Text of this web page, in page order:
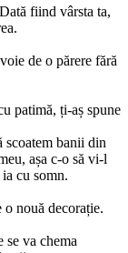
fiind vârsta ta,
de o părere fără
patimă, ți-aș spune
banii din
așa c-o să vi-l
cu somn.
nouă decorație.
va chema